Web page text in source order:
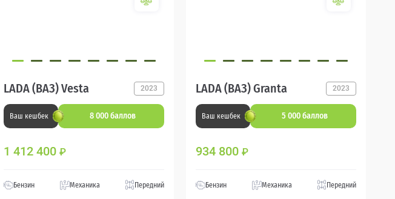
LADA (ВАЗ) Vesta 2023
Ваш кешбек 8 000 баллов
1 412 400 ₽
Бензин Механика Передний
LADA (ВАЗ) Granta 2023
Ваш кешбек 5 000 баллов
934 800 ₽
Бензин Механика Передний